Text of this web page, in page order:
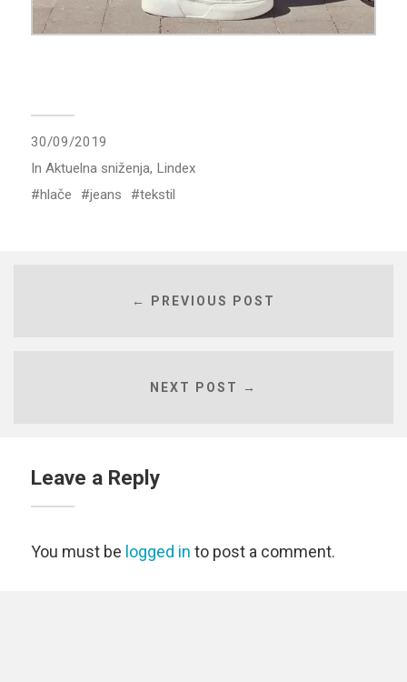
30/09/2019
In Aktuelna sniženja, Lindex
hlače
jeans tekstil
← PREVIOUS POST
NEXT POST →
Leave a Reply
You must be logged in to post a comment.